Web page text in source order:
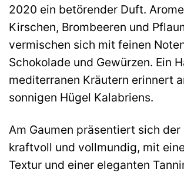
2020 ein betörender Duft.
Kirschen, Brombeeren und
vermischen sich mit feinen
Schokolade und Gewürzen. Ein
mediterranen Kräutern erinnert
sonnigen Hügel Kalabriens.
Am Gaumen präsentiert sich der
kraftvoll und vollmundig, mit
Textur und einer eleganten